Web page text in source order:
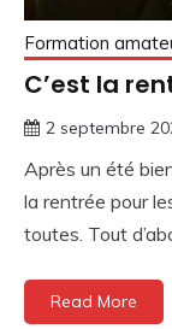
Formation
C’est la
2 septembre
Après un été
la rentrée pour
toutes. Tout
Read More